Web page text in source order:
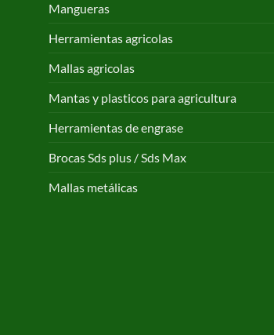
Mangueras
Herramientas agricolas
Mallas agricolas
Mantas y plasticos para agricultura
Herramientas de engrase
Brocas Sds plus / Sds Max
Mallas metálicas